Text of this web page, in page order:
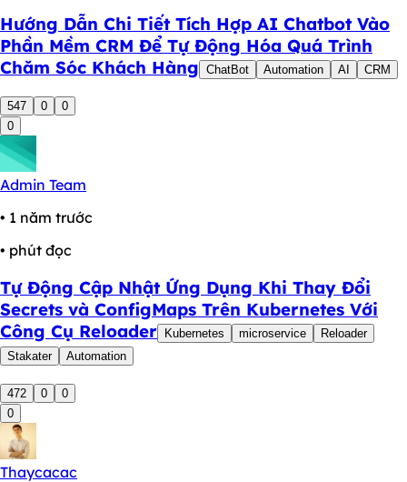
Hướng Dẫn Chi Tiết Tích Hợp AI Chatbot Vào
Phần Mềm CRM Để Tự Động Hóa Quá Trình
Chăm Sóc Khách Hàng ChatBot Automation AI CRM
547 0
0
0
Admin Team
• 1 năm trước
• phút đọc
Tự Động Cập Nhật Ứng Dụng Khi Thay Đổi
Secrets và ConfigMaps Trên Kubernetes Với
Công Cụ Reloader
Kubernetes microservice
Reloader
Stakater
Automation
472 0
0
0
Thaycacac